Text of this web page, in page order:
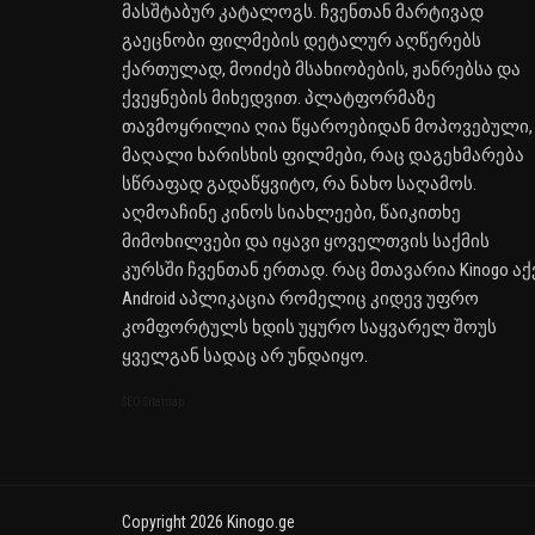
მასშტაბურ კატალოგს. ჩვენთან მარტივად
გაეცნობი ფილმების დეტალურ აღწერებს
ქართულად, მოიძებ მსახიობების, ჟანრებსა და
ქვეყნების მიხედვით. პლატფორმაზე
თავმოყრილია ღია წყაროებიდან მოპოვებული,
მაღალი ხარისხის ფილმები, რაც დაგეხმარება
სწრაფად გადაწყვიტო, რა ნახო საღამოს.
აღმოაჩინე კინოს სიახლეები, წაიკითხე
მიმოხილვები და იყავი ყოველთვის საქმის
კურსში ჩვენთან ერთად. რაც მთავარია Kinogo
Android აპლიკაცია რომელიც კიდევ უფრო
კომფორტულს ხდის უყურო საყვარელ შოუს
ყველგან სადაც არ უნდაიყო.
Copyright 2026 Kinogo.ge